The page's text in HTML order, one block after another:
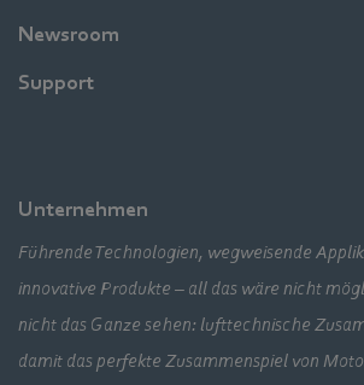
Newsroom
Support
Unternehmen
Führende Technologien, wegweisende
innovative Produkte – all das wäre nicht
nicht das Ganze sehen: lufttechnische
damit das perfekte Zusammenspiel von